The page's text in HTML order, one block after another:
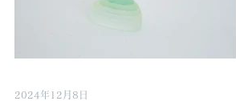
2024年12月8日